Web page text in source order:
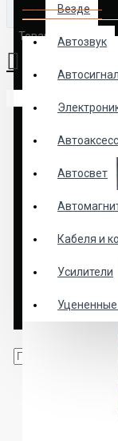
Везде
Автозвук
Автосвет
Кабеля и
Усилители
Товаров: 0 (0.00р.)